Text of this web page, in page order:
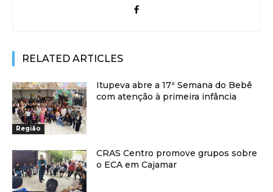
RELATED ARTICLES
Região
Itupeva abre a 17ª Semana do Bebê
com atenção à primeira infância
CRAS Centro promove grupos sobre
o ECA em Cajamar